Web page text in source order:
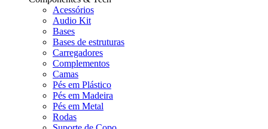
Acessórios
Audio Kit
Bases
Bases de estruturas
Carregadores
Complementos
Camas
Pés em Plástico
Pés em Madeira
Pés em Metal
Rodas